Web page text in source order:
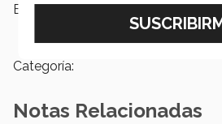
Etiquetas:
Categoría:
Notas Relacionadas